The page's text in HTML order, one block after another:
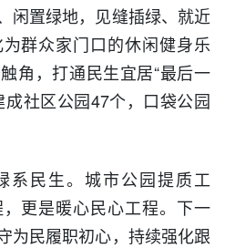
闲置绿地，见缝插绿、就近
群众家门口的休闲健身乐
角，打通民生宜居“最后一
社区公园47个，口袋公园
系民生。城市公园提质工
更是暖心民心工程。下一
为民履职初心，持续强化跟